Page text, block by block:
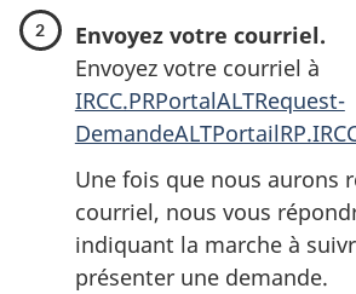
Envoyez votre courriel.
Envoyez votre courriel à
IRCC.PRPortalALTRequest-
Une fois que nous aurons
courriel, nous vous
indiquant la marche à
présenter une demande.